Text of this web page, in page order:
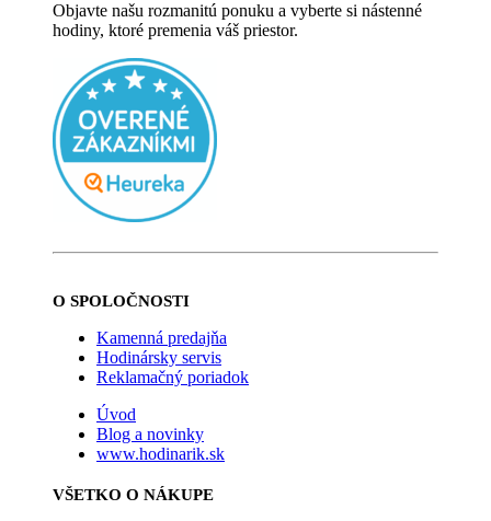
Objavte našu rozmanitú ponuku a vyberte si nástenné
hodiny, ktoré premenia váš priestor.
O SPOLOČNOSTI
Kamenná predajňa
Hodinársky servis
Reklamačný poriadok
Úvod
Blog a novinky
www.hodinarik.sk
VŠETKO O NÁKUPE